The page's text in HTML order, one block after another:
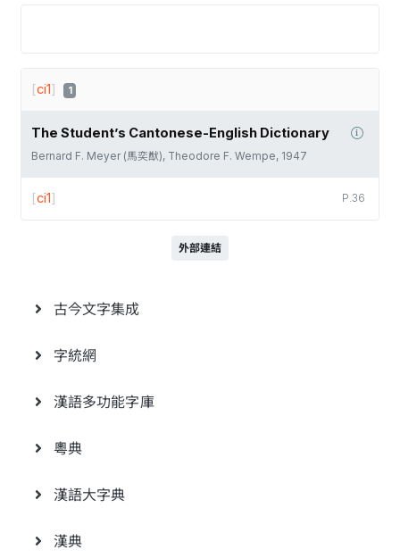
[ci1] 1
The Student’s Cantonese-English Dictionary
Bernard F. Meyer (馬奕猷), Theodore F. Wempe, 1947
P.36
[ci1]
外部連結
古今文字集成
字統網
漢語多功能字庫
粵典
漢語大字典
漢典